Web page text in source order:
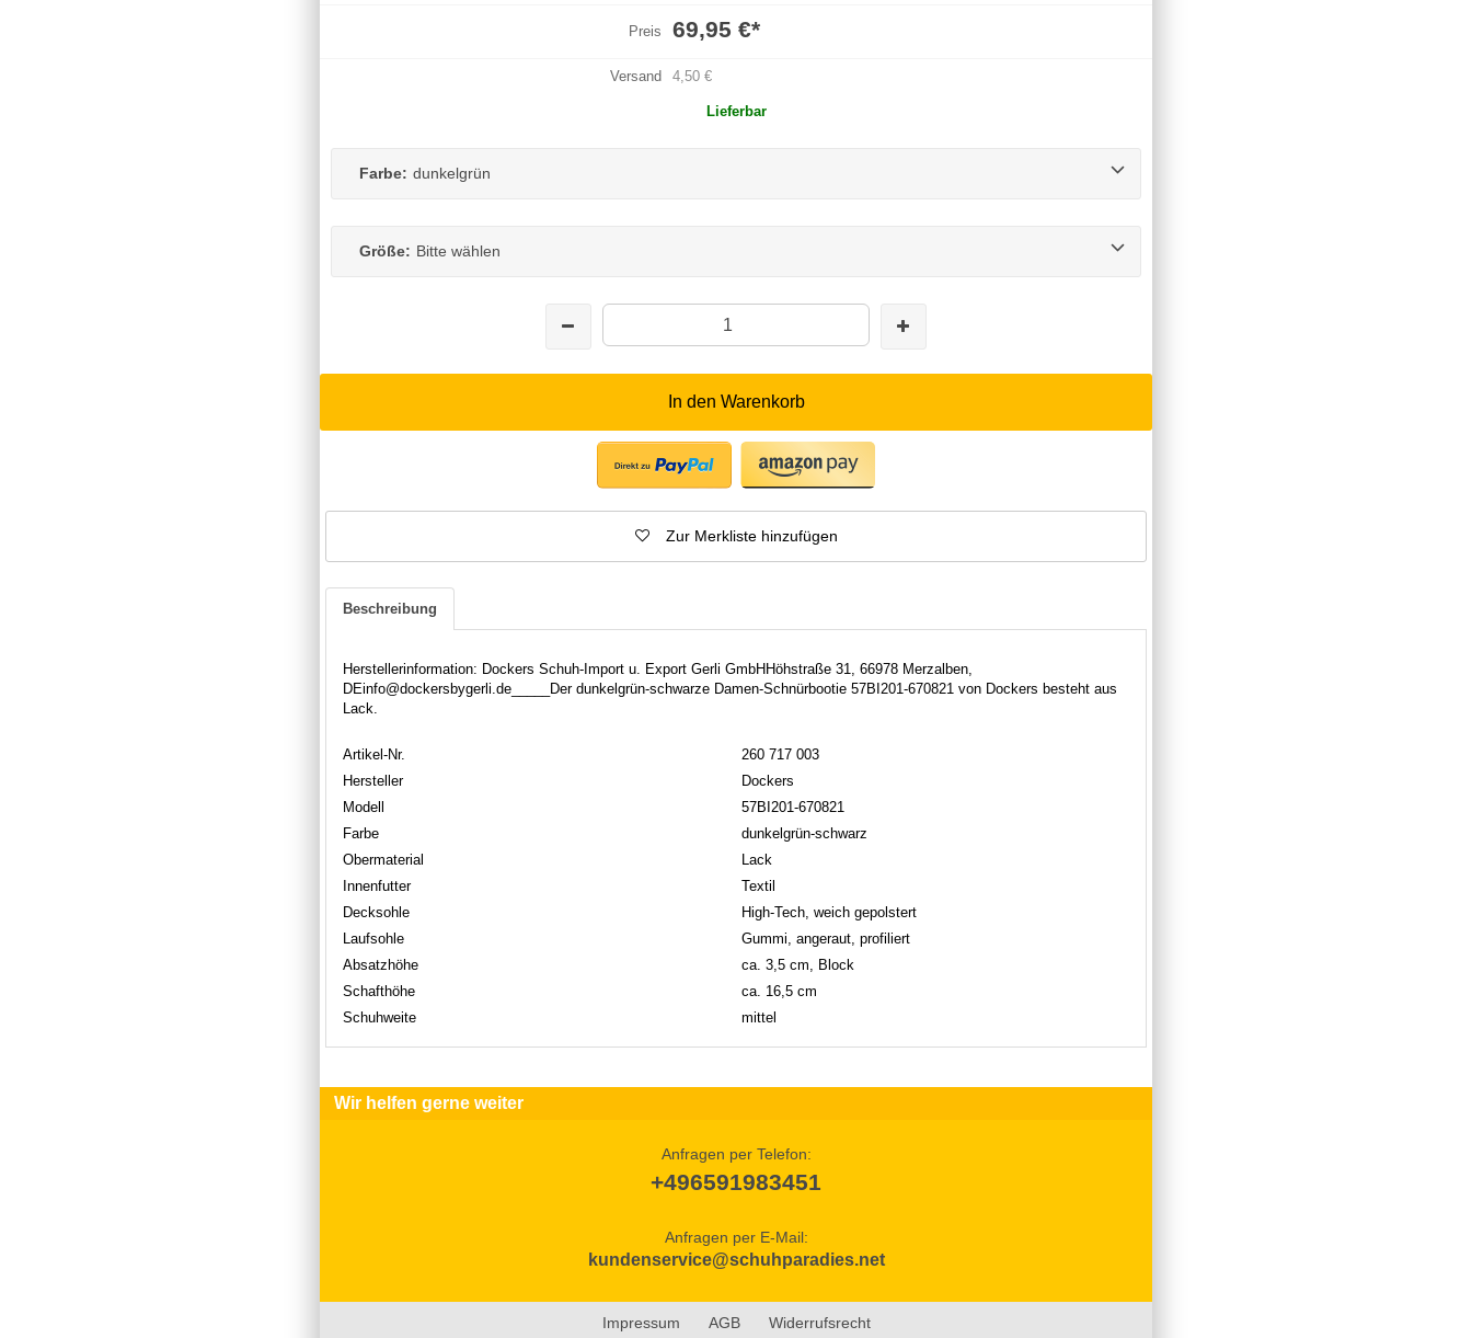
Preis 69,95 €*
Versand 4,50 €
Lieferbar
Farbe: dunkelgrün
Größe: Bitte wählen
In den Warenkorb
Zur Merkliste hinzufügen
Beschreibung
Herstellerinformation: Dockers Schuh-Import u. Export Gerli GmbHHöhstraße 31, 66978 Merzalben,
DEinfo@dockersbygerli.de_____Der dunkelgrün-schwarze Damen-Schnürbootie 57BI201-670821 von Dockers besteht aus
Lack.
Artikel-Nr.
260 717 003
Hersteller
Dockers
Modell
57BI201-670821
Farbe
dunkelgrün-schwarz
Obermaterial
Lack
Innenfutter
Textil
Decksohle
High-Tech, weich gepolstert
Laufsohle
Gummi, angeraut, profiliert
Absatzhöhe
ca. 3,5 cm, Block
Schafthöhe
ca. 16,5 cm
Schuhweite
mittel
Wir helfen gerne weiter
Anfragen per Telefon:
+496591983451
Anfragen per E-Mail:
kundenservice@schuhparadies.net
Impressum AGB Widerrufsrecht